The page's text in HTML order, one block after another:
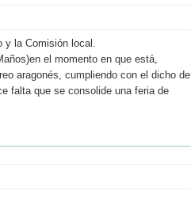
la Comisión local.
el momento en que está,
aragonés, cumpliendo con el dicho de
falta que se consolide una feria de